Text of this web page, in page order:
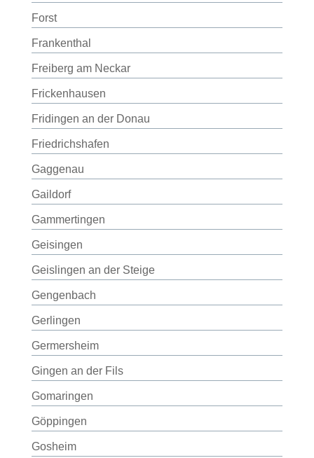
Forst
Frankenthal
Freiberg am Neckar
Frickenhausen
Fridingen an der Donau
Friedrichshafen
Gaggenau
Gaildorf
Gammertingen
Geisingen
Geislingen an der Steige
Gengenbach
Gerlingen
Germersheim
Gingen an der Fils
Gomaringen
Göppingen
Gosheim